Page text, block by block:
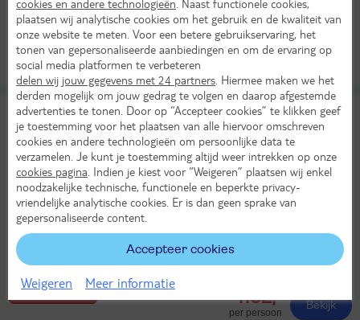
KASSAKORTING
All Inclusive
1070,-
per persoon
Bekijk
9,8
Uitstekend
TUI BLUE Palm Garden
TUI classificatie Hotel
Turkse Rivièra Side
in aug
Wo 26 aug 2026
8 dagen (7 nachten)
Vanaf Amsterdam
Bekijk alle vertrekluchthavens
All Inclusive
1182,-
per persoon
Bekijk
cookies en andere technologieën . Naast functionele cookies,
plaatsen wij analytische cookies om het gebruik en de kwaliteit van
onze website te meten. Voor een betere gebruikservaring, het
tonen van gepersonaliseerde aanbiedingen en om de ervaring op
social media platformen te verbeteren
delen wij jouw gegevens met 24 partners . Hiermee maken we het
derden mogelijk om jouw gedrag te volgen en daarop afgestemde
advertenties te tonen. Door op “Accepteer cookies” te klikken geef
je toestemming voor het plaatsen van alle hiervoor omschreven
cookies en andere technologieën om persoonlijke data te
verzamelen. Je kunt je toestemming altijd weer intrekken op onze
cookies pagina . Indien je kiest voor “Weigeren” plaatsen wij enkel
noodzakelijke technische, functionele en beperkte privacy-
vriendelijke analytische cookies. Er is dan geen sprake van
gepersonaliseerde content.
Accepteer cookies
Weigeren Meer informatie